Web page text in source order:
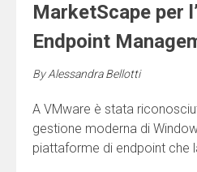
MarketScape per
Endpoint
ByAlessandra Bellotti
A VMware è stata
gestione moderna di
piattaforme di endpoint che